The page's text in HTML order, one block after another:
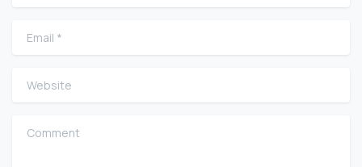
Email
Website
Comment